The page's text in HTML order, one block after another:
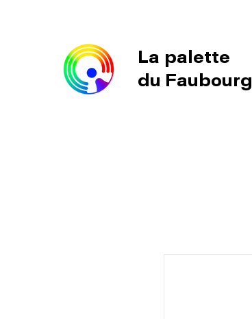
La palette
du Faubourg